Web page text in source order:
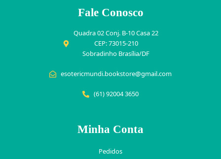
Fale Conosco
Quadra 02 Conj. B-10 Casa 22
CEP: 73015-210
Sobradinho Brasília/DF
esotericmundi.bookstore@gmail.com
(61) 92004 3650
Minha Conta
Pedidos